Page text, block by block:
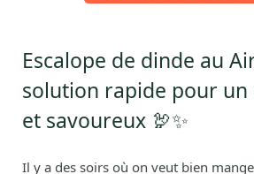
Escalope de dinde au
solution rapide pour
et savoureux 🦃✨
Il y a des soirs où on veut bien